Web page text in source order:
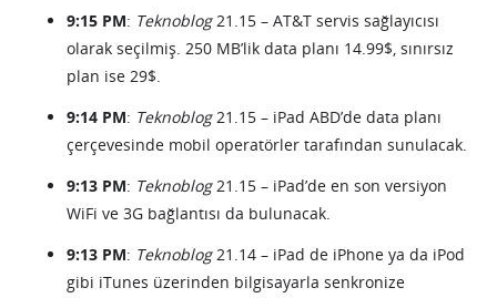
9:15 PM: Teknoblog21.15 – AT&T servis sağlayıcısı
olarak seçilmiş. 250 MB’lik data planı 14.99$, sınırsız
plan ise 29$.
9:14 PM: Teknoblog21.15 – iPad ABD’de data planı
çerçevesinde mobil operatörler tarafından sunulacak.
9:13 PM: Teknoblog21.15 – iPad’de en son versiyon
WiFi ve 3G bağlantısı da bulunacak.
9:13 PM: Teknoblog21.14 – iPad de iPhone ya da iPod
gibi iTunes üzerinden bilgisayarla senkronize